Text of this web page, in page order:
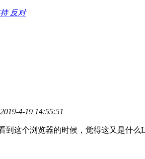
反对
4-19 14:55:51
到这个浏览器的时候，觉得这又是什